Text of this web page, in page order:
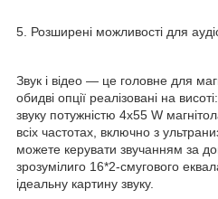
5. Розширені можливості для
Звук і відео — це головне для
обидві опції реалізовані на
звуку потужністю 4х55 W
всіх частотах, включно з
можете керувати звучанням за
зрозумілиго 16*2-смугового
ідеальну картину звуку.